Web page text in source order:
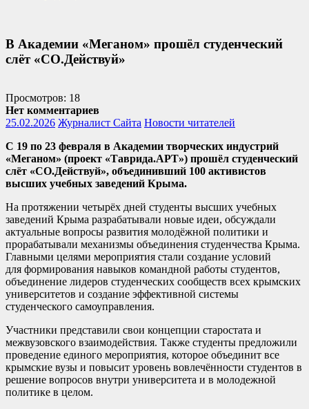
В Академии «Меганом» прошёл студенческий
слёт «СО.Действуй»
Просмотров: 18
Нет комментариев
25.02.2026 Журналист Сайта Новости читателей
С 19 по 23 февраля в Академии творческих индустрий
«Меганом» (проект «Таврида.АРТ») прошёл студенческий
слёт «СО.Действуй», объединивший 100 активистов
высших учебных заведений Крыма.
На протяжении четырёх дней студенты высших учебных
заведений Крыма разрабатывали новые идеи, обсуждали
актуальные вопросы развития молодёжной политики и
прорабатывали механизмы объединения студенчества Крыма.
Главными целями мероприятия стали создание условий
для формирования навыков командной работы студентов,
объединение лидеров студенческих сообществ всех крымских
университетов и создание эффективной системы
студенческого самоуправления.
Участники представили свои концепции старостата и
межвузовского взаимодействия. Также студенты предложили
проведение единого мероприятия, которое объединит все
крымские вузы и повысит уровень вовлечённости студентов в
решение вопросов внутри университета и в молодежной
политике в целом.